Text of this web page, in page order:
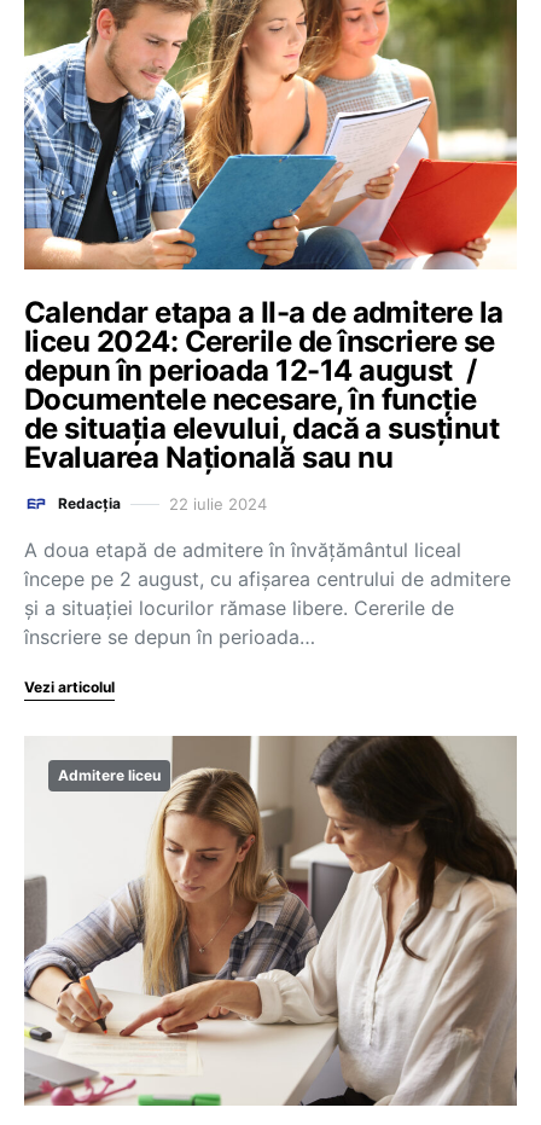
Calendar etapa a II-a de admitere la
liceu 2024: Cererile de înscriere se
depun în perioada 12-14 august /
Documentele necesare, în funcție
de situația elevului, dacă a susținut
Evaluarea Națională sau nu
Redacția 22 iulie 2024
A doua etapă de admitere în învățământul liceal
începe pe 2 august, cu afișarea centrului de admitere
și a situației locurilor rămase libere. Cererile de
înscriere se depun în perioada…
Vezi articolul
Admitere liceu